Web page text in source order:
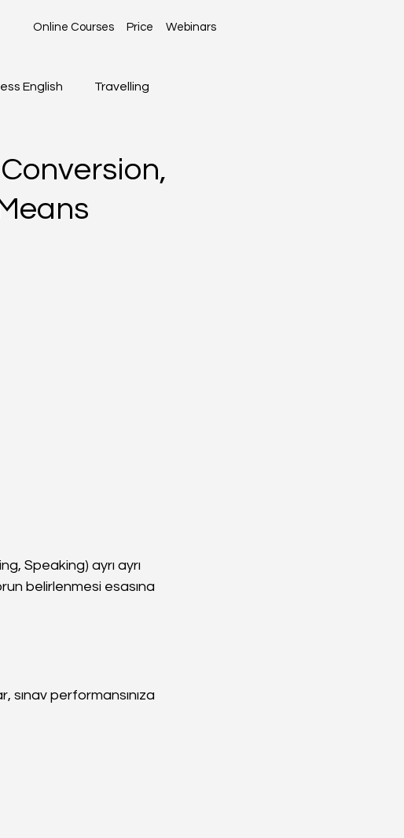
Online Courses Price Webinars
English Travelling
Speaking) ayrı ayrı
belirlenmesi esasına
sınav performansınıza